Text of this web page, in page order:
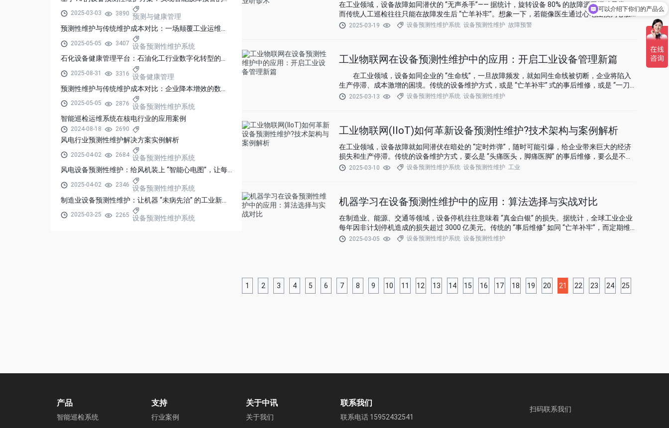
2025-03-03 3890 预测与健康管理
2025-05-05 3407 设备预测性维护系统
石化设备健康管理平台：石油化工行业数字化转型的安全基石
2025-08-31 3316 设备健康管理
2025-05-05 2876 设备预测性维护系统
智能巡检运维系统在核电行业的应用案例
2024-08-18 2690
风电行业预测性维护解决方案实例解析
2025-04-02 2684 设备预测性维护系统
风电设备预测性维护：给风机装上 “智能心电图”，让每一度电都安全可靠
2025-04-02 2346 设备预测性维护系统
2025-03-25 2265 设备预测性维护系统
在工业领域，设备故障如同潜伏的 “无声杀手”—— 据统计，旋转设备 80% 的故障源于振动异常，
而传统人工巡检往往只能在故障发生后 “亡羊补牢”。想象一下，若能像医生通过心电图预判心脏
疾病一样，通过分析设备振动波形提前发现隐患，企业将避免多少损失？振动分析预测故障技术
2025-03-19 设备预测性维护系统 设备预测性维护 故障预警
工业物联网在设备预测性维护中的应用：开启工业设备管理新篇
在工业领域，设备如同企业的 “生命线”，一旦故障频发，就如同生命线被切断，企业将陷入
生产停滞、成本激增的困境。传统的设备维护方式，或是 “亡羊补牢” 式的事后维修，或是 “一刀
切” 的定期维护，都难以精准应对设备复杂多变的运行状况。而工业物联网的出现，宛如一把神奇
2025-03-13 设备预测性维护系统 设备预测性维护
工业物联网(IIoT)如何革新设备预测性维护?技术架构与案例解析
在工业领域，设备故障就如同潜伏在暗处的 “定时炸弹”，随时可能引爆，给企业带来巨大的经济
损失和生产停滞。传统的设备维护方式，要么是 “头痛医头，脚痛医脚” 的事后维修，要么是不管
设备实际状况的定期维护，这两种方式在效率和成本控制上都存在明显的短板。而工业物联网
2025-03-10 设备预测性维护系统 设备预测性维护 工业
机器学习在设备预测性维护中的应用：算法选择与实战对比
在制造业、能源、交通等领域，设备停机往往意味着 “真金白银” 的损失。据统计，全球工业企业
每年因非计划停机造成的损失超过 3000 亿美元。传统的 “事后维修” 如同 “亡羊补牢”，而定期维
护又像 “过度医疗”，既浪费资源又无法精准定位隐患。此时，预测性维护(Predictive
2025-03-05 设备预测性维护系统 设备预测性维护
1 2 3 4 5 6 7 8 9 10 11 12 13 14 15 16 17 18 19 20 21 22 23 24 25
产品
智能巡检系统
支持
行业案例
关于中讯
关于我们
联系我们
联系电话 15952432541
扫码联系我们
可以介绍下你们的产品么